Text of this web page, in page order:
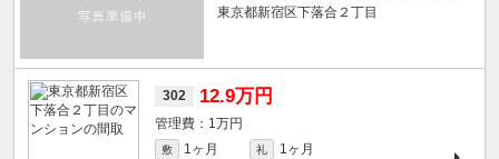
東京都新宿区下落合２丁目
302 12.9万円
1万円
敷 1ヶ月 礼
1ヶ月